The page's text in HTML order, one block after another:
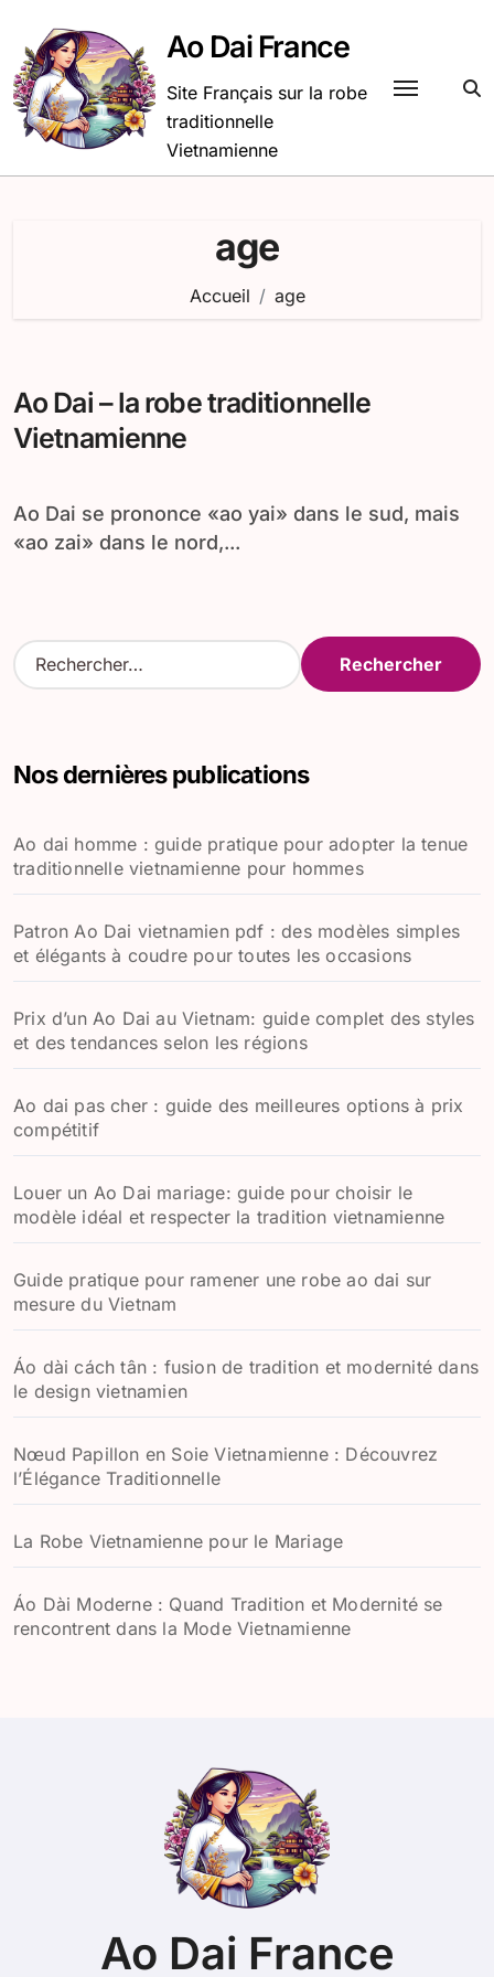
contenu
Ao Dai France
Site Français sur la robe
traditionnelle
Vietnamienne
age
Accueil age
Ao Dai – la robe traditionnelle
Vietnamienne
Ao Dai se prononce «ao yai» dans le sud, mais
«ao zai» dans le nord,...
R
e
r
e
r
Nos dernières publications
Ao dai homme : guide pratique pour adopter la tenue
traditionnelle vietnamienne pour hommes
Patron Ao Dai vietnamien pdf : des modèles simples
et élégants à coudre pour toutes les occasions
Prix d’un Ao Dai au Vietnam: guide complet des styles
et des tendances selon les régions
Ao dai pas cher : guide des meilleures options à prix
compétitif
Louer un Ao Dai mariage: guide pour choisir le
modèle idéal et respecter la tradition vietnamienne
Guide pratique pour ramener une robe ao dai sur
mesure du Vietnam
Áo dài cách tân : fusion de tradition et modernité dans
le design vietnamien
Nœud Papillon en Soie Vietnamienne : Découvrez
l’Élégance Traditionnelle
La Robe Vietnamienne pour le Mariage
Áo Dài Moderne : Quand Tradition et Modernité se
rencontrent dans la Mode Vietnamienne
Ao Dai France